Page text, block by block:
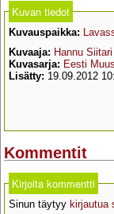
Kuvan tiedot
Kuvauspaikka:
Kuvaaja: Hannu Siitari
Kuvasarja: Eesti
Lisätty: 19.09.2012
Kommentit
Kirjoita kommentti
Sinun täytyy kirjautua